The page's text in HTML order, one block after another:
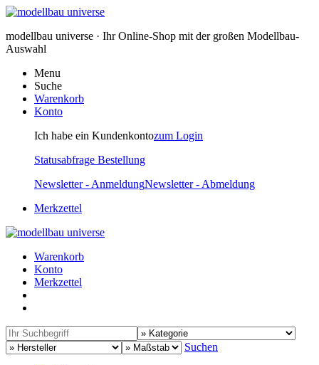
modellbau universe · Ihr Online-Shop mit der großen Modellbau-
Auswahl
Menu
Suche
Warenkorb
Konto
Ich habe ein Kundenkontozum Login
Statusabfrage Bestellung
Newsletter - AnmeldungNewsletter - Abmeldung
Merkzettel
Warenkorb
Konto
Merkzettel
Suchen